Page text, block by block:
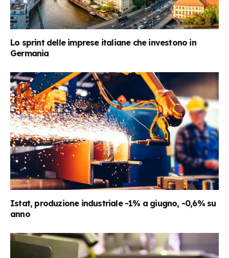
Lo sprint delle imprese italiane che investono in
Germania
Istat, produzione industriale -1% a giugno, -0,6% su
anno